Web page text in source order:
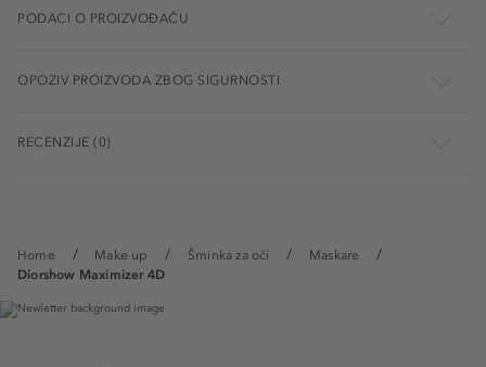
Home Make up Šminka za oči
Maskare
Diorshow Maximizer 4D
PODACI O PROIZVOĐAČU
OPOZIV PROIZVODA ZBOG SIGURNOSTI
RECENZIJE (0)